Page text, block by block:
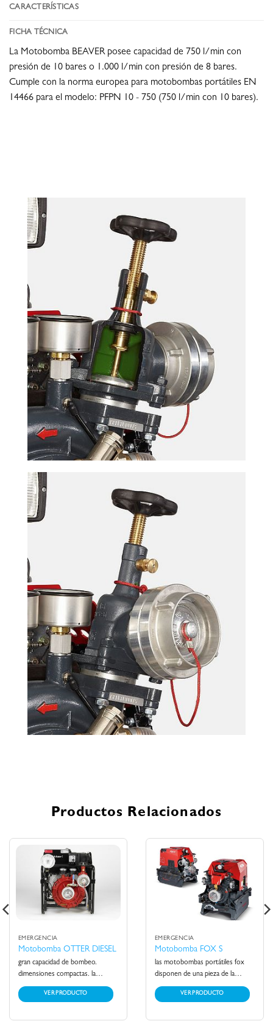
CARACTERÍSTICAS
FICHA TÉCNICA
La Motobomba BEAVER posee capacidad de 750 l/min con
presión de 10 bares o 1.000 l/min con presión de 8 bares.
Cumple con la norma europea para motobombas portátiles EN
14466 para el modelo: PFPN 10 - 750 (750 l/min con 10 bares).
Productos Relacionados
EMERGENCIA
Motobomba OTTER DIESEL
gran capacidad de bombeo.
dimensiones compactas. la
motobomba portátil otter
combina una gran capacidad de
VER PRODUCTO
EMERGENCIA
Motobomba FOX S
las motobombas portátiles fox
disponen de una pieza de la
bomba de nuevo desarrollo y de
una etapa que ha sido
VER PRODUCTO